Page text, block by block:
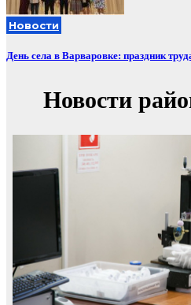
Новости
День села в Варваровке: праздник